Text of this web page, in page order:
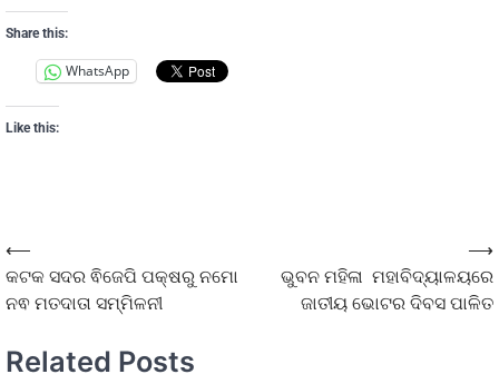
Share this:
WhatsApp
Like this:
⟵
କଟକ ସଦର ଵିଜେପି ପକ୍ଷରୁ ନମୋ
ନଵ ମତଦାତା ସମ୍ମିଳନୀ
ଭୁବନ ମହିଳା ମହାବିଦ୍ୟାଳୟରେ
ଜାତୀୟ ଭୋଟର ଦିବସ ପାଳିତ
⟶
Related Posts